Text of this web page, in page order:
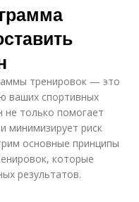
тренировок — это
ваших спортивных
только помогает
минимизирует риск
основные принципы
которые
результатов.